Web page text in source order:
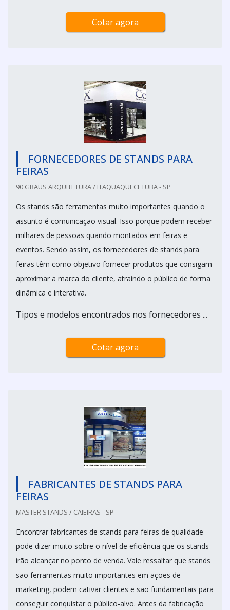
Cotar agora
FORNECEDORES DE STANDS PARA
FEIRAS
90 GRAUS ARQUITETURA / ITAQUAQUECETUBA - SP
Os stands são ferramentas muito importantes quando o
assunto é comunicação visual. Isso porque podem receber
milhares de pessoas quando montados em feiras e
eventos. Sendo assim, os fornecedores de stands para
feiras têm como objetivo fornecer produtos que consigam
aproximar a marca do cliente, atraindo o público de forma
dinâmica e interativa.
Tipos e modelos encontrados nos fornecedores ...
Cotar agora
FABRICANTES DE STANDS PARA
FEIRAS
MASTER STANDS / CAIEIRAS - SP
Encontrar fabricantes de stands para feiras de qualidade
pode dizer muito sobre o nível de eficiência que os stands
irão alcançar no ponto de venda. Vale ressaltar que stands
são ferramentas muito importantes em ações de
marketing, podem cativar clientes e são fundamentais para
conseguir conquistar o público-alvo. Antes da fabricação